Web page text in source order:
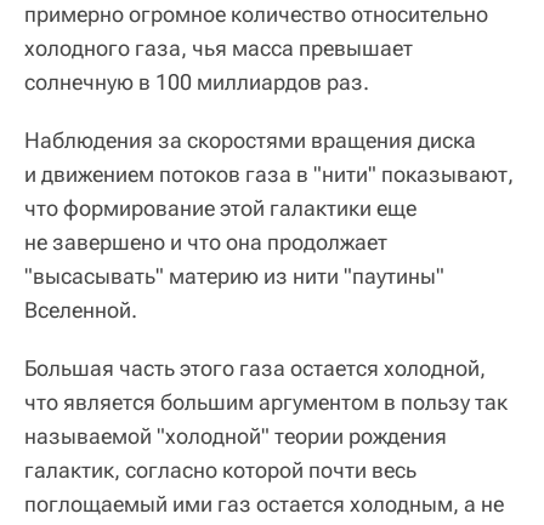
примерно огромное количество относительно
холодного газа, чья масса превышает
солнечную в 100 миллиардов раз.
Наблюдения за скоростями вращения диска
и движением потоков газа в "нити" показывают,
что формирование этой галактики еще
не завершено и что она продолжает
"высасывать" материю из нити "паутины"
Вселенной.
Большая часть этого газа остается холодной,
что является большим аргументом в пользу так
называемой "холодной" теории рождения
галактик, согласно которой почти весь
поглощаемый ими газ остается холодным, а не